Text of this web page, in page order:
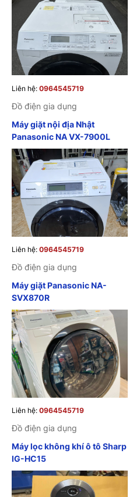
Liên hệ: 0964545719
Đồ điện gia dụng
Máy giặt nội địa Nhật
Panasonic NA VX-7900L
Liên hệ: 0964545719
Đồ điện gia dụng
Máy giặt Panasonic NA-
SVX870R
Liên hệ: 0964545719
Đồ điện gia dụng
Máy lọc không khí ô tô Sharp
IG-HC15